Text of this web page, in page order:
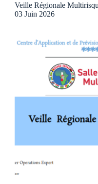
Veille Régionale
03 Juin 2026